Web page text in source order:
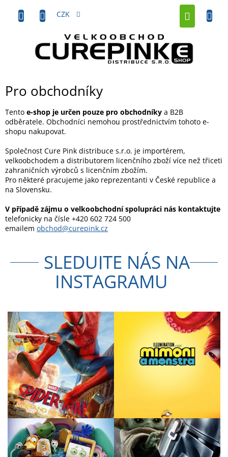
obsah
CZK
Pro obchodníky
Tento e-shop je určen pouze pro obchodníky a B2B
odběratele. Obchodníci nemohou prostřednictvím tohoto e-
shopu nakupovat.
Společnost Cure Pink distribuce s.r.o. je importérem,
velkoobchodem a distributorem licenčního zboží více než třiceti
zahraničních výrobců s licenčním zbožím.
Pro některé pracujeme jako reprezentanti v České republice a
na Slovensku.
V případě zájmu o velkoobchodní spolupráci nás kontaktujte
telefonicky na čísle +420 602 724 500
emailem obchod@curepink.cz
SLEDUJTE NÁS NA
INSTAGRAMU